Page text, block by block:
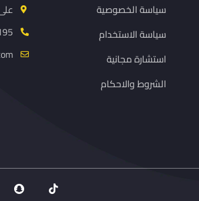
سياسة الخصوصية
سياسة الاستخدام
استشارة مجانية
الشروط والاحكام